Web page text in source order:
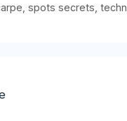
spots secrets